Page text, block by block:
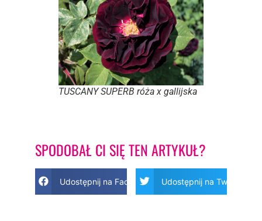
TUSCANY SUPERB róża x gallijska
SPODOBAŁ CI SIĘ TEN ARTYKUŁ?
Udostępnij na Facebook Udostępnij na Twitter